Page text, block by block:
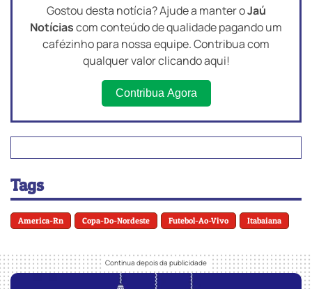
Gostou desta notícia? Ajude a manter oJaú
Notíciascom conteúdo de qualidade pagando um
cafézinho para nossa equipe. Contribua com
qualquer valor clicando aqui!
Contribua Agora
Tags
America-Rn Copa-Do-Nordeste Futebol-Ao-Vivo Itabaiana